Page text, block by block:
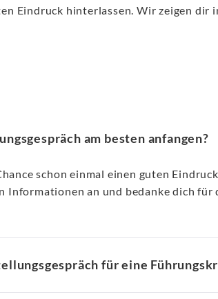
Eindruck hinterlassen. Wir zeigen dir
am besten anfangen?
schon einmal einen guten
Informationen an und bedanke dich
für eine